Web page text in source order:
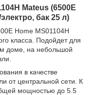
Mateus (6500E
бак 25 л)
Home MS01104H
класса. Подойдет для
доме, на небольшой
в качестве
от центральной сети. К
мощностью до 5.5